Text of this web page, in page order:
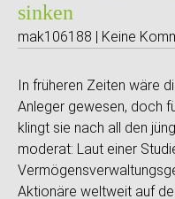
sinken
mak106188 | Keine
In früheren Zeiten wäre
Anleger gewesen, doch
klingt sie nach all den
moderat: Laut einer
Aktionäre weltweit auf